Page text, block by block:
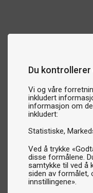
Du kontrollerer
Vi og våre
inkludert
informasjon om
inkludert:
Statistiske
Ved å trykke
disse formålene.
samtykke til ved å
siden av formålet,
innstillingene».